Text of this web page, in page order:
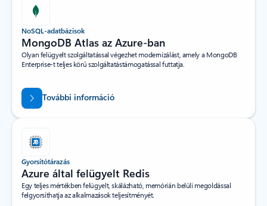
NoSQL-adatbázisok
MongoDB Atlas az Azure-ban
Olyan felügyelt szolgáltatással végezhet modernizálást, amely a MongoDB
Enterprise-t teljes körű szolgáltatástámogatással futtatja.
További információ
Gyorsítótárazás
Azure által felügyelt Redis
Egy teljes mértékben felügyelt, skálázható, memórián belüli megoldással
felgyorsíthatja az alkalmazások teljesítményét.